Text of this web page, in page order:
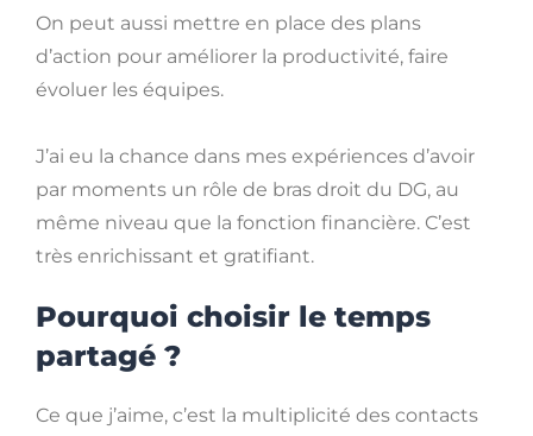
On peut aussi mettre en place des plans
d’action pour améliorer la productivité, faire
évoluer les équipes.
J’ai eu la chance dans mes expériences d’avoir
par moments un rôle de bras droit du DG, au
même niveau que la fonction financière. C’est
très enrichissant et gratifiant.
Pourquoi choisir le temps
partagé ?
Ce que j’aime, c’est la multiplicité des contacts